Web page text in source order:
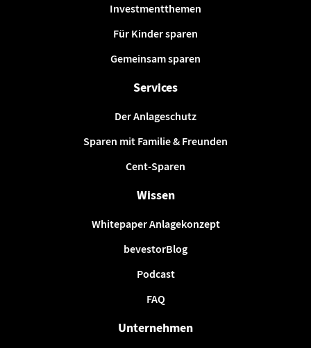
Investmentthemen
Für Kinder sparen
Gemeinsam sparen
Services
Der Anlageschutz
Sparen mit Familie & Freunden
Cent-Sparen
Wissen
Whitepaper Anlagekonzept
bevestorBlog
Podcast
FAQ
Unternehmen